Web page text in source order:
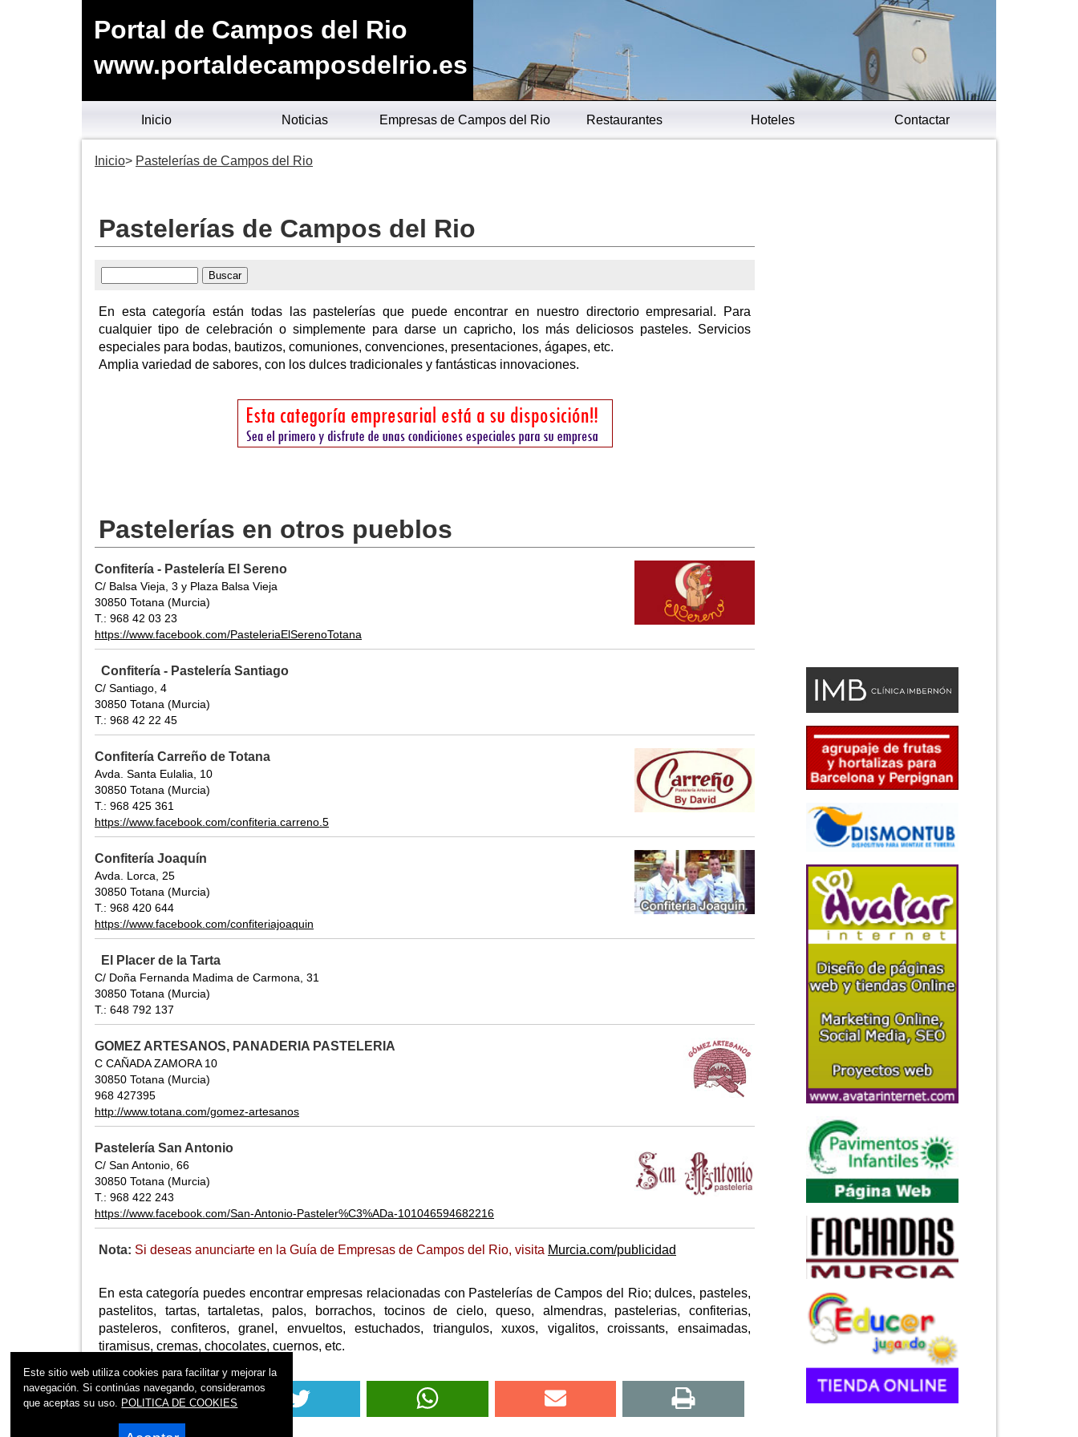
Portal de Campos del Rio
www.portaldecamposdelrio.es
Inicio Noticias Empresas de Campos del Rio Restaurantes Hoteles Contactar
Inicio Pastelerías de Campos del Rio
Pastelerías de Campos del Rio
En esta categoría están todas las pastelerías que puede encontrar en nuestro directorio empresarial. Para
cualquier tipo de celebración o simplemente para darse un capricho, los más deliciosos pasteles. Servicios
especiales para bodas, bautizos, comuniones, convenciones, presentaciones, ágapes, etc.
Amplia variedad de sabores, con los dulces tradicionales y fantásticas innovaciones.
Pastelerías en otros pueblos
Confitería - Pastelería El Sereno
C/ Balsa Vieja, 3 y Plaza Balsa Vieja
30850 Totana (Murcia)
T.: 968 42 03 23
https://www.facebook.com/PasteleriaElSerenoTotana
Confitería - Pastelería Santiago
C/ Santiago, 4
30850 Totana (Murcia)
T.: 968 42 22 45
Confitería Carreño de Totana
Avda. Santa Eulalia, 10
30850 Totana (Murcia)
T.: 968 425 361
https://www.facebook.com/confiteria.carreno.5
Confitería Joaquín
Avda. Lorca, 25
30850 Totana (Murcia)
T.: 968 420 644
https://www.facebook.com/confiteriajoaquin
El Placer de la Tarta
C/ Doña Fernanda Madima de Carmona, 31
30850 Totana (Murcia)
T.: 648 792 137
GOMEZ ARTESANOS, PANADERIA PASTELERIA
C CAÑADA ZAMORA 10
30850 Totana (Murcia)
968 427395
http://www.totana.com/gomez-artesanos
Pastelería San Antonio
C/ San Antonio, 66
30850 Totana (Murcia)
T.: 968 422 243
https://www.facebook.com/San-Antonio-Pasteler%C3%ADa-101046594682216
Nota: Si deseas anunciarte en la Guía de Empresas de Campos del Rio, visita Murcia.com/publicidad
En esta categoría puedes encontrar empresas relacionadas con Pastelerías de Campos del Rio; dulces, pasteles,
pastelitos, tartas, tartaletas, palos, borrachos, tocinos de cielo, queso, almendras, pastelerias, confiterias,
pasteleros, confiteros, granel, envueltos, estuchados, triangulos, xuxos, vigalitos, croissants, ensaimadas,
tiramisus, cremas, chocolates, cuernos, etc.
Este sitio web utiliza cookies para facilitar y mejorar la
navegación. Si continúas navegando, consideramos
que aceptas su uso. POLITICA DE COOKIES